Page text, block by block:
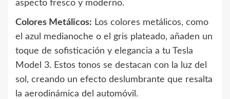
aspecto fresco y moderno.
Colores Metálicos: Los colores metálicos, como
el azul medianoche o el gris plateado, añaden un
toque de sofisticación y elegancia a tu Tesla
Model 3. Estos tonos se destacan con la luz del
sol, creando un efecto deslumbrante que resalta
la aerodinámica del automóvil.